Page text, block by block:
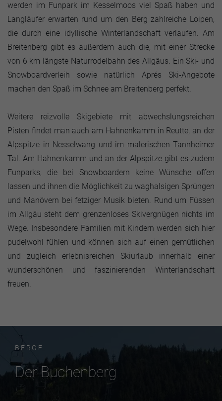
werden im Funpark im Kesselmoos viel Spaß haben und
Langläufer erwarten rund um den Berg zahlreiche Loipen,
die durch eine idyllische Winterlandschaft verlaufen. Am
Breitenberg gibt es außerdem auch die, mit einer Strecke
von 6 km längste Naturrodelbahn des Allgäus. Ein Ski- und
Snowboardverleih sowie natürlich Aprés Ski-Angebote
machen den Spaß im Schnee am Breitenberg perfekt.
Weitere reizvolle Skigebiete mit abwechslungsreichen
Pisten findet man auch am Hahnenkamm in Reutte, an der
Alpspitze in Nesselwang und im malerischen Tannheimer
Tal. Am Hahnenkamm und an der Alpspitze gibt es zudem
Funparks, die bei Snowboardern keine Wünsche offen
lassen und ihnen die Möglichkeit zu waghalsigen Sprüngen
und Manövern bei fetziger Musik bieten. Rund um Füssen
im Allgäu steht dem grenzenloses Skivergnügen nichts im
Wege. Insbesondere Familien mit Kindern werden sich hier
pudelwohl fühlen und können sich auf einen gemütlichen
und zugleich erlebnisreichen Skiurlaub innerhalb einer
wunderschönen und faszinierenden Winterlandschaft
freuen.
BERGE
Der Buchenberg